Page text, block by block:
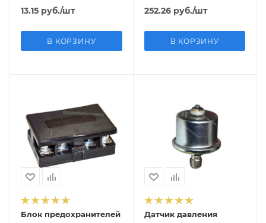
13.15 руб./шт
В КОРЗИНУ
252.26руб./шт
В КОРЗИНУ
Блок предохранителей
Датчик давления